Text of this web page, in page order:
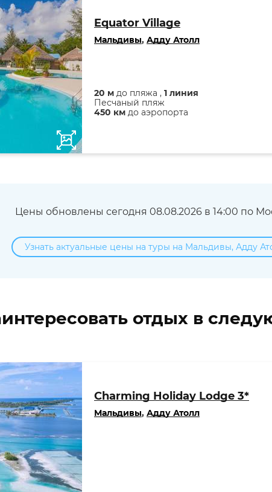
Equator Village
Мальдивы, Адду Атолл
20 м до пляжа , 1 линия
Песчаный пляж
450 км до аэропорта
Цены обновлены сегодня 08.08.2026 в 14:00 по
Узнать актуальные цены на туры на Мальдивы, Адду
отдых в
Charming Holiday Lodge 3*
Мальдивы, Адду Атолл